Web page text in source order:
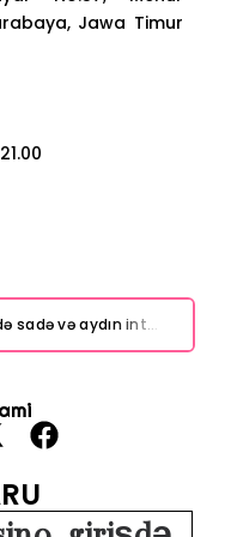
Jawa Timur
Pin Up 360 Casino girişdə sadə və aydın interfeys necə işinizi asanlaşdırır
Navigating online poker sites Australia feels surprisingly intuitive for newcomers